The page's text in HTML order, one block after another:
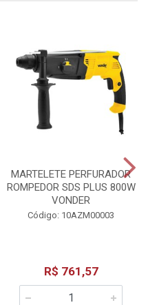
MARTELETE PERFURADOR
ROMPEDOR SDS PLUS 800W
VONDER
Código: 10AZM00003
R$ 761,57